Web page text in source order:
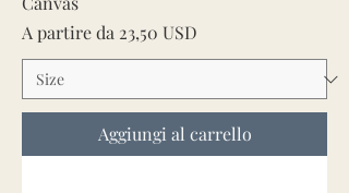
A partire da 23,50 USD
Prezzo scontato
Aggiungi al carrello